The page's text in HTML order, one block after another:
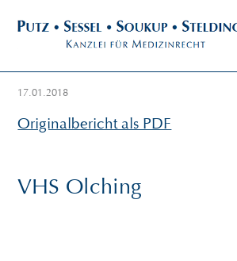
17.01.2018
Originalbericht als PDF
VHS Olching